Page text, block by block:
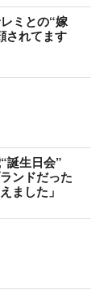
ミとの“嫁
されてます
誕生日会”
ンドだった
ました」